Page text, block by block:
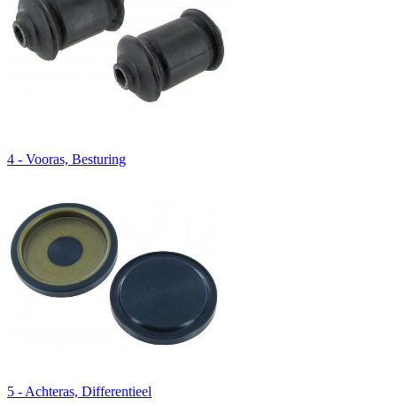
4 - Vooras, Besturing
5 - Achteras, Differentieel